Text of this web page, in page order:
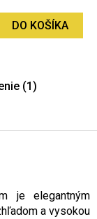
DO KOŠÍKA
(1)
je elegantným
a vysokou